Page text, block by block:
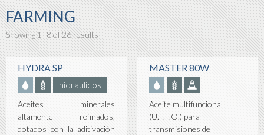
FARMING
Showing 1–8 of 26 results
HYDRA SP
hidraulicos
Aceites minerales
altamente refinados,
dotados con la aditivación
MASTER 80W
Aceite multifuncional
(U.T.T.O.) para
transmisiones de